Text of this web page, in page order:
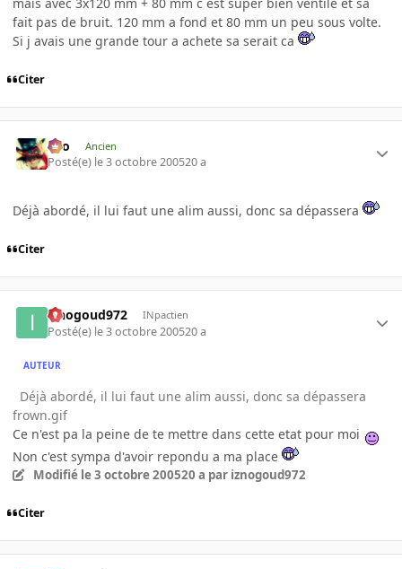
mais avec 3x120 mm + 80 mm c est super bien ventile et sa
fait pas de bruit. 120 mm a fond et 80 mm un peu sous volte.
Si j avais une grande tour a achete sa serait ca
Citer
eYo Ancien
Posté(e) le 3 octobre 200520 a
Déjà abordé, il lui faut une alim aussi, donc sa dépassera
Citer
iznogoud972 INpactien
Posté(e) le 3 octobre 200520 a
AUTEUR
Déjà abordé, il lui faut une alim aussi, donc sa dépassera
frown.gif
Ce n'est pa la peine de te mettre dans cette etat pour moi
Non c'est sympa d'avoir repondu a ma place
Modifié le 3 octobre 200520 a par iznogoud972
Citer